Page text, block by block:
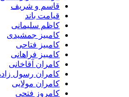
قاسم و شریف
قیامت باند
کاظم سلیمانی
کامبیز جمشیدی
کامبیز فتاحی
کامبیز فراهانی
کامران آقاخانی
کامران رسول زاده
کامران مولایی
کامروز فتحی